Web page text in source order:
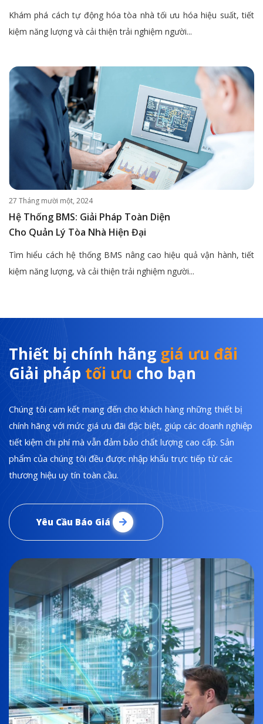
Khám phá cách tự động hóa tòa nhà tối ưu hóa hiệu suất, tiết
kiệm năng lượng và cải thiện trải nghiệm người...
27 Tháng mười một, 2024
Hệ Thống BMS: Giải Pháp Toàn Diện
Cho Quản Lý Tòa Nhà Hiện Đại
Tìm hiểu cách hệ thống BMS nâng cao hiệu quả vận hành, tiết
kiệm năng lượng, và cải thiện trải nghiệm người...
Thiết bị chính hãng giá ưu đãi
Giải pháp tối ưu cho bạn
Chúng tôi cam kết mang đến cho khách hàng những thiết bị
chính hãng với mức giá ưu đãi đặc biệt, giúp các doanh nghiệp
tiết kiệm chi phí mà vẫn đảm bảo chất lượng cao cấp. Sản
phẩm của chúng tôi đều được nhập khẩu trực tiếp từ các
thương hiệu uy tín toàn cầu.
Yêu Cầu Báo Giá